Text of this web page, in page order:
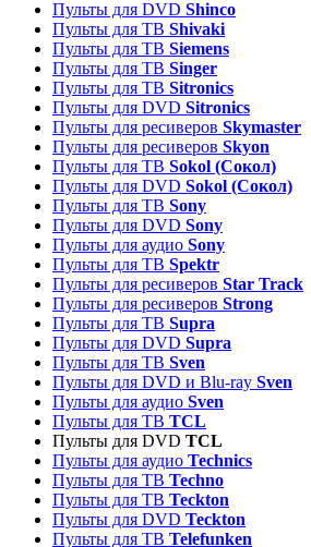
Пульты для DVD Shinco
Пульты для ТВ Shivaki
Пульты для ТВ Siemens
Пульты для ТВ Singer
Пульты для ТВ Sitronics
Пульты для DVD Sitronics
Пульты для ресиверов Skymaster
Пульты для ресиверов Skyon
Пульты для ТВ Sokol (Сокол)
Пульты для DVD Sokol (Сокол)
Пульты для ТВ Sony
Пульты для DVD Sony
Пульты для аудио Sony
Пульты для ТВ Spektr
Пульты для ресиверов Star Track
Пульты для ресиверов Strong
Пульты для ТВ Supra
Пульты для DVD Supra
Пульты для ТВ Sven
Пульты для DVD и Blu-ray Sven
Пульты для аудио Sven
Пульты для ТВ TCL
Пульты для DVD TCL
Пульты для аудио Technics
Пульты для ТВ Techno
Пульты для ТВ Teckton
Пульты для DVD Teckton
Пульты для ТВ Telefunken